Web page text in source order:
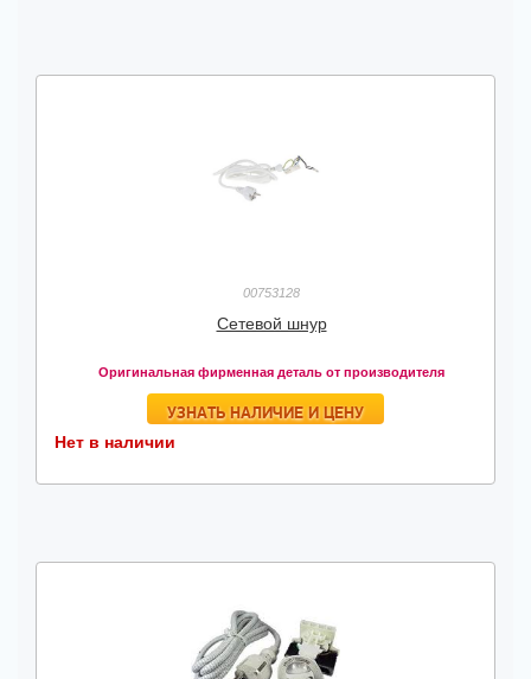
00753128
Сетевой шнур
Оригинальная фирменная деталь от производителя
УЗНАТЬ НАЛИЧИЕ И ЦЕНУ
Нет в наличии